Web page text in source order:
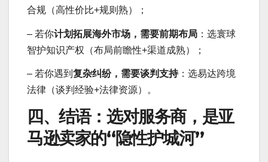
合规（高性价比+规则熟）；
– 若你计划拓展海外市场，需要前期布局 ：选寰球
智护知识产权（布局前瞻性+渠道成熟）；
– 若你遇到 复杂纠纷，需要谈判支持：选易达跨境
法律（谈判经验+法律资源）。
四、结语：选对服务商，是亚
马逊卖家的“隐性护城河”